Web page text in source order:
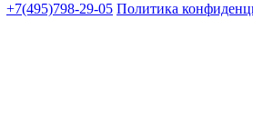
+7(495)798-29-05 Политика